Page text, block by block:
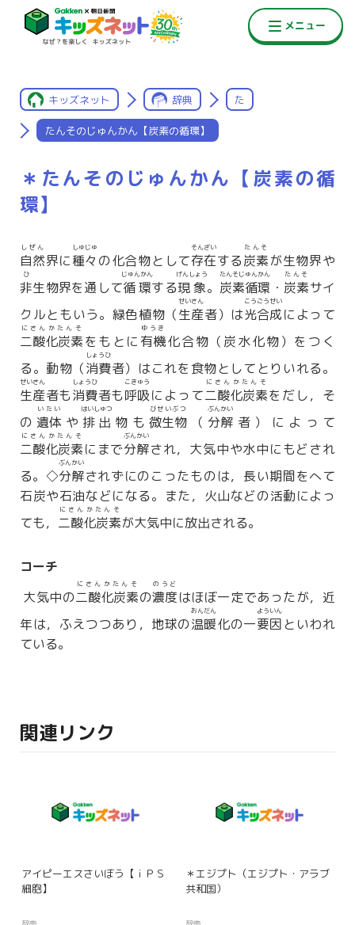
キッズネット 辞典 た
たんそのじゅんかん【炭素の循環】
＊たんそのじゅんかん【炭素の循
環】
自然
しぜん
界に種々
しゅじゅ
の化合物として存在
そんざい
する炭素
たんそ
が生物界や
非
ひ
生物界を通して循環
じゅんかん
する現象
げんしょう
。 炭素循環
たんそじゅんかん
・ 炭素
たんそ
サイ
クルともいう。緑色植物（生産
せいさん
者）は光合成
こうごうせい
によって
二酸化炭素
にさんかたんそ
をもとに有機
ゆうき
化合物（炭水化物）をつく
る。動物（消費
しょうひ
者）はこれを食物としてとりいれる。
生産
せいさん
者も消費
しょうひ
者も呼吸
こきゅう
によって二酸化炭素
にさんかたんそ
をだし，そ
の 遺体
いたい
や 排出
はいしゅつ
物も 微生物
びせいぶつ
（ 分解
ぶんかい
者）によって
二酸化炭素
にさんかたんそ
にまで分解
ぶんかい
され，大気中や水中にもどされ
る。◇分解
ぶんかい
されずにのこったものは，長い期間をへて
石炭や石油などになる。また，火山などの活動によっ
ても， 二酸化炭素
にさんかたんそ
が大気中に放出される。
コーチ
大気中の二酸化炭素
にさんかたんそ
の濃度
のうど
はほぼ一定であったが，近
年は，ふえつつあり，地球の温暖
おんだん
化の一要因
よういん
といわれ
ている。
関連リンク
アイピーエスさいぼう【ｉＰＳ
細胞】
＊エジプト（エジプト・アラブ
共和国）